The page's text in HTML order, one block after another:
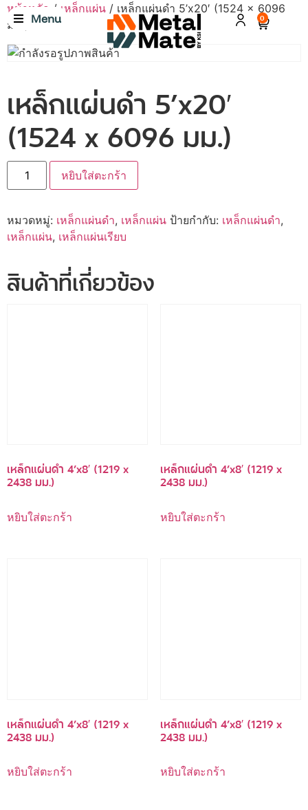
Menu 0
หน้าหลัก / เหล็กแผ่น / เหล็กแผ่นดำ 5’x20′ (1524 x 6096
มม.)
เหล็กแผ่นดำ 5’x20′
(1524 x 6096 มม.)
หยิบใส่ตะกร้า
หมวดหมู่: เหล็กแผ่นดำ, เหล็กแผ่น ป้ายกำกับ: เหล็กแผ่นดำ,
เหล็กแผ่น, เหล็กแผ่นเรียบ
สินค้าที่เกี่ยวข้อง
เหล็กแผ่นดำ 4’x8′ (1219 x
2438 มม.)
หยิบใส่ตะกร้า
เหล็กแผ่นดำ 4’x8′ (1219 x
2438 มม.)
หยิบใส่ตะกร้า
เหล็กแผ่นดำ 4’x8′ (1219 x
2438 มม.)
หยิบใส่ตะกร้า
เหล็กแผ่นดำ 4’x8′ (1219 x
2438 มม.)
หยิบใส่ตะกร้า